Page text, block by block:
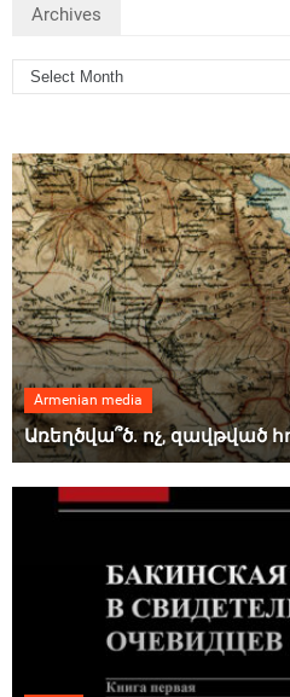
Archives
Armenian media
Առեղծվա՞ծ. ոչ, զավթված